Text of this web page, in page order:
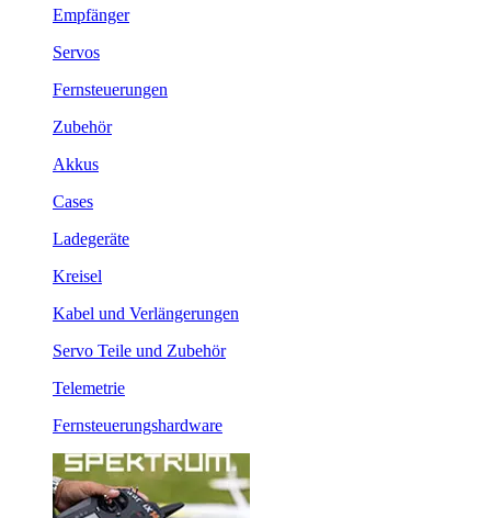
Empfänger
Servos
Fernsteuerungen
Zubehör
Akkus
Cases
Ladegeräte
Kreisel
Kabel und Verlängerungen
Servo Teile und Zubehör
Telemetrie
Fernsteuerungshardware